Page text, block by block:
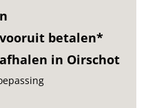
betalen*
in Oirschot